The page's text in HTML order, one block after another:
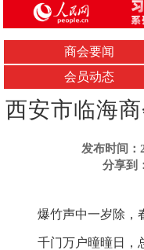
商会要闻
会员动态
西安市临海
发布时间：
分享到
爆竹声中一岁除，
千门万户曈曈日，